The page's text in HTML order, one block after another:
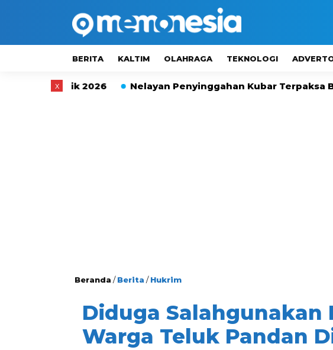
BERITA KALTIM OLAHRAGA TEKNOLOGI
Nelayan Penyinggahan Kubar Terpaksa Beli
Beranda /Berita /Hukrim
Diduga Salahgunakan
Warga Teluk Pandan
x